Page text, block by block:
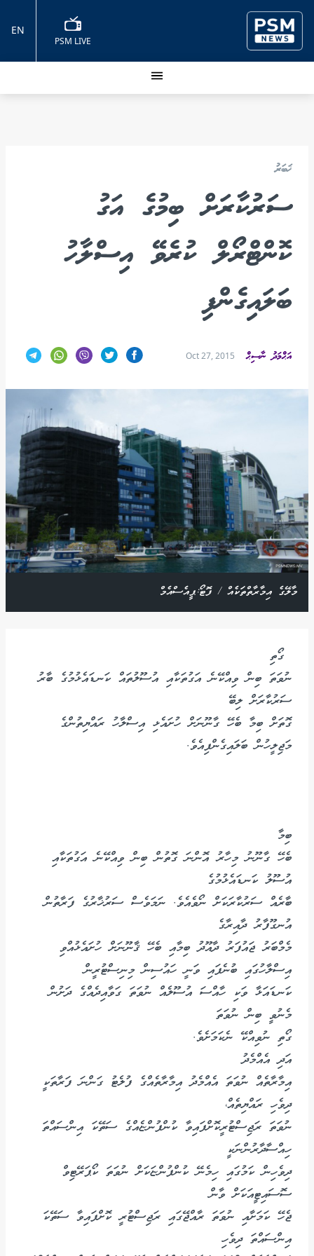
PSM LIVE
EN
ޚަބަރު
ސަރުކާރަށް ބިމުގެ އަގު
ކޮންޓްރޯލް ކުރެވޭ އިސްލާހު
ބަލައިގެންފި
އަޙްމަދު ނާސިޙް Oct 27, 2015
މާލޭގެ އިމާރާތްތަކެއް / ފޮޓޯ:ޕީއެސްއެމް
ގޯތި
ނުވަތަ ބިން ވިއްކޭނެ އަގުތަކާއި އުސޫލުތައް ކަނޑައެޅުމުގެ ބާރު
ސަރުކާރަށް ލިބޭ
ގޮތަށް ބިމާ ބެހޭ ގާނޫނަށް ހުށައެޅި އިސްލާހު ރައްޔިތުންގެ
މަޖިލީހުން ބަލައިގެންފިއެވެ.
ބިމާ
ބެހޭ ގާނޫނު މިހާރު އޮންނަ ގޮތުން ބިން ވިއްކޭނެ އަގުތަކާއި
އުސޫލު ކަނޑައެޅުމުގެ
ބާރެއް ސަރުކާރަކަށް ނޯވެއެވެ. ނަމަވެސް ސަރުޚާރުގެ ފަރާތުން
އުނގޫފާރު ދާއިރާގެ
މެމްބަރު ޖައުފަރު ދާއޫދު ބިމާއި ބެހޭ ޤާނޫނަށް ހުށައެޅުއްވި
އިސްލާހުގައި ބުނެފައި ވަނީ ހައުސިން މިނިސްޓުރީން
ކަނޑައަޅާ ވަކި ހާއްސަ އުސޫލެއް ނުވަތަ ގަވާއިދެއްގެ ދަށުން
މެނުވީ ބިން ނުވަތަ
ގޯތި ނުވިއްކޭ ނެކަމަށެވެ.
އަދި އެއްމެދު
އިމާރާތެއް ނުވަތަ އެއްމެދު އިމާރާތެއްގެ ފުލެޓު ގަންނަ ފަރާތަކީ
ދިވެހި ރައްޔިތެއް،
ނުވަތަ ރަޖިސްޓުރީކޮށްފައިވާ ކުންފުންޏެއްގެ ސަތޭކަ އިންސައްތަ
ހިއްސާދާރުންނަކީ
ދިވެހިން ކަމުގައި ހިމެނޭ ކުންފުންޏަކަށް ނުވަތަ ކޯޕަރޭޓިވް
ސޮސައިޓީއަކަށް ވާން
ޖެހޭ ކަމަށާއި ނުވަތަ ރާއްޖޭގައި ރަޖިސްޓުރީ ކޮށްފައިވާ ސަތޭކަ
އިންސައްތަ ދިވެހި